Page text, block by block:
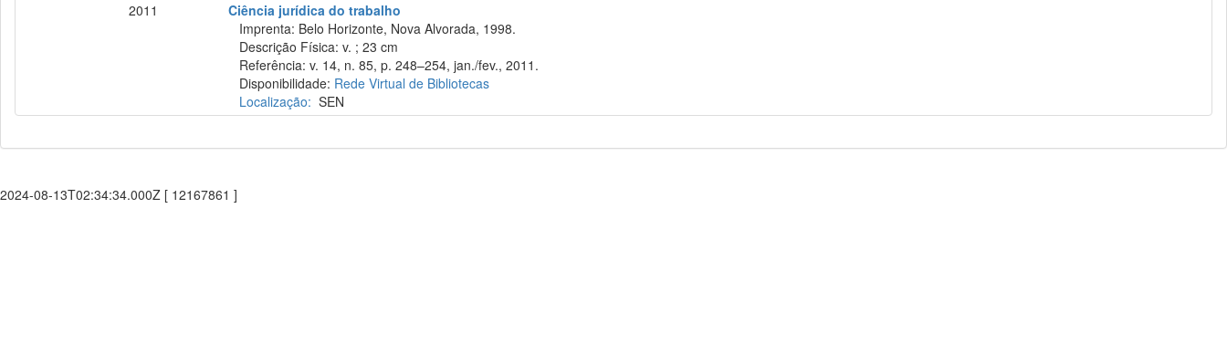
2011
Ciência jurídica do trabalho
Imprenta: Belo Horizonte, Nova Alvorada, 1998.
Descrição Física: v. ; 23 cm
Referência: v. 14, n. 85, p. 248–254, jan./fev., 2011.
Disponibilidade: Rede Virtual de Bibliotecas
Localização: SEN
2024-08-13T02:34:34.000Z [ 12167861 ]